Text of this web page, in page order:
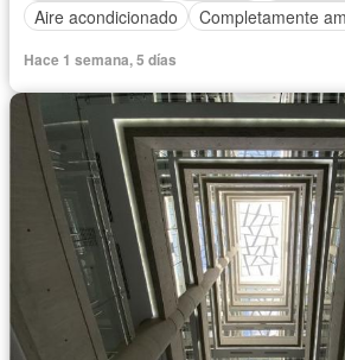
Aire acondicionado
Completamente
Hace 1 semana, 5 días